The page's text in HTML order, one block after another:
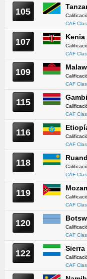
105
CAF
107 Kenia
CAF
109
CAF
115
CAF
116
CAF
118
CAF
119
CAF
120
CAF
122
CAF